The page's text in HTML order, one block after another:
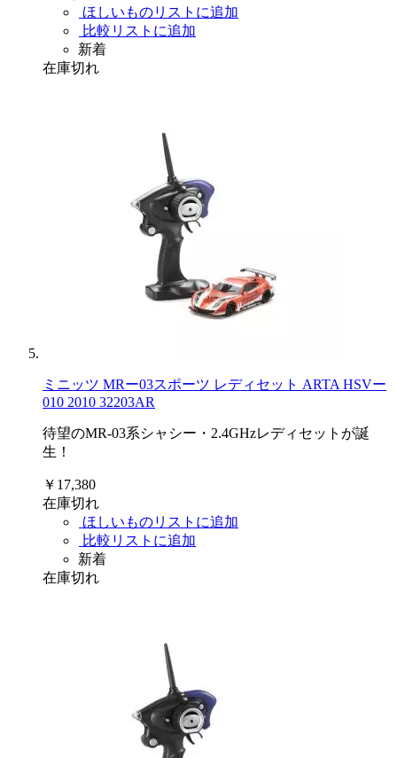
ほしいものリストに追加
比較リストに追加
新着
在庫切れ
ミニッツ MRー03スポーツ レディセット ARTA HSVー
010 2010 32203AR
待望のMR-03系シャシー・2.4GHzレディセットが誕
生！
￥17,380
在庫切れ
ほしいものリストに追加
比較リストに追加
新着
在庫切れ